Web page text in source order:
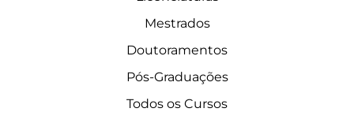
Mestrados
Doutoramentos
Pós-Graduações
Todos os Cursos